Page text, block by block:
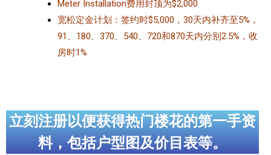
Meter Installation费用封顶为$2,000
宽松定金计划：签约时$5,000，30天内补齐至5%，
91、180、370、540、720和870天内分别2.5%，收
房时1%
立刻注册以便获得热门楼花的第一手资
料，包括户型图及价目表等。